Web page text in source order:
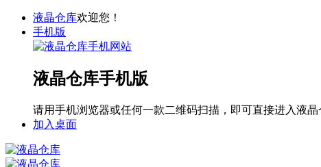
液晶仓库欢迎您！
手机版
液晶仓库手机版
请用手机浏览器或任何一款二维码扫描，即可直接进入液晶
加入桌面